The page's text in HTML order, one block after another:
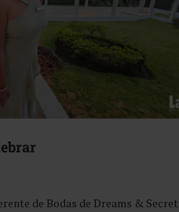
de Bodas de Dreams &